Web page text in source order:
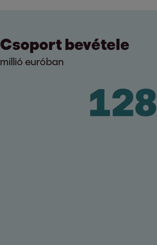
Csoport bevétele
millió euróban
830